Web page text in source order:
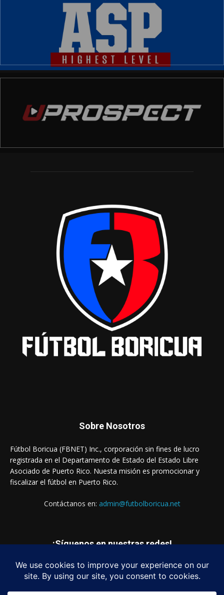
Sobre Nosotros
Fútbol Boricua (FBNET) Inc., corporación sin fines de lucro
registrada en el Departamento de Estado del Estado Libre
Asociado de Puerto Rico. Nuesta misión es promocionar y
fiscalizar el fútbol en Puerto Rico.
Contáctanos en: admin@futbolboricua.net
¡Síguenos en nuestras redes!